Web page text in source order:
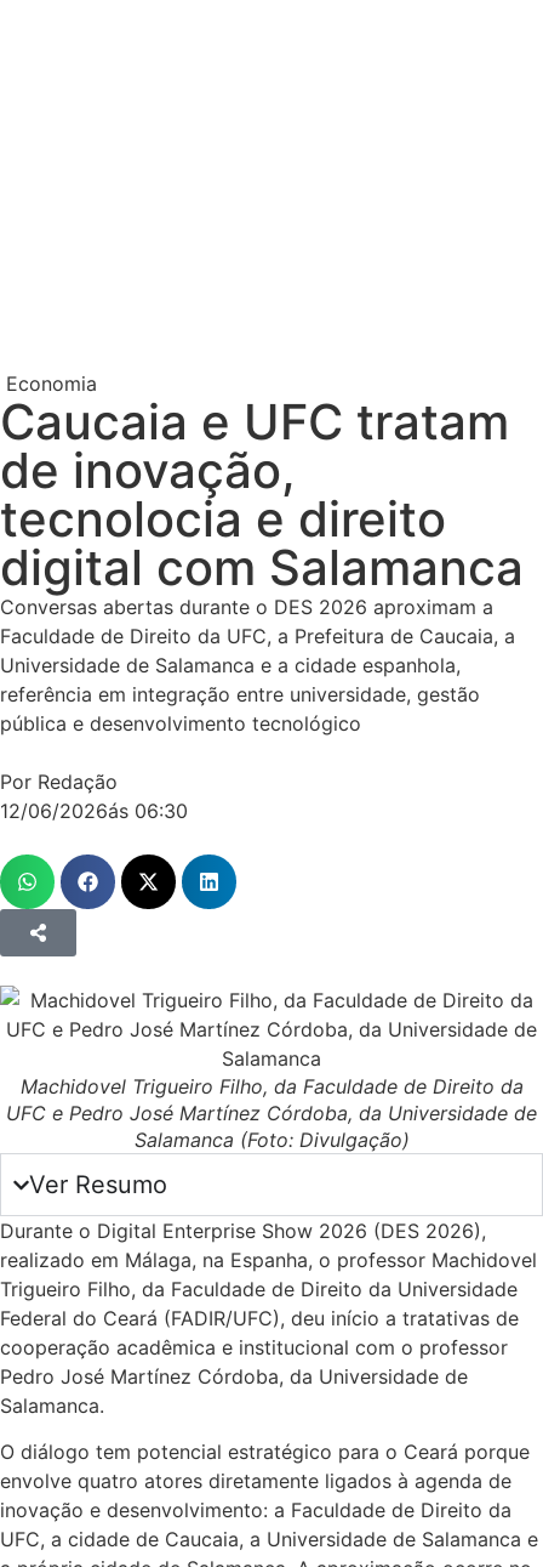
Economia
Caucaia e UFC tratam
de inovação,
tecnolocia e direito
digital com Salamanca
Conversas abertas durante o DES 2026 aproximam a
Faculdade de Direito da UFC, a Prefeitura de Caucaia, a
Universidade de Salamanca e a cidade espanhola,
referência em integração entre universidade, gestão
pública e desenvolvimento tecnológico
Por Redação
12/06/2026ás 06:30
Machidovel Trigueiro Filho, da Faculdade de Direito da
UFC e Pedro José Martínez Córdoba, da Universidade de
Salamanca (Foto: Divulgação)
Ver Resumo
Durante o Digital Enterprise Show 2026 (DES 2026),
realizado em Málaga, na Espanha, o professor Machidovel
Trigueiro Filho, da Faculdade de Direito da Universidade
Federal do Ceará (FADIR/UFC), deu início a tratativas de
cooperação acadêmica e institucional com o professor
Pedro José Martínez Córdoba, da Universidade de
Salamanca.
O diálogo tem potencial estratégico para o Ceará porque
envolve quatro atores diretamente ligados à agenda de
inovação e desenvolvimento: a Faculdade de Direito da
UFC, a cidade de Caucaia, a Universidade de Salamanca e